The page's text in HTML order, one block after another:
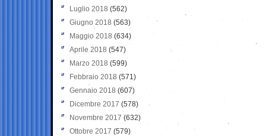
Luglio 2018 (562)
Giugno 2018 (563)
Maggio 2018 (634)
Aprile 2018 (547)
Marzo 2018 (599)
Febbraio 2018 (571)
Gennaio 2018 (607)
Dicembre 2017 (578)
Novembre 2017 (632)
Ottobre 2017 (579)